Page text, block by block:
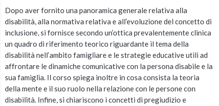
Dopo aver fornito una panoramica generale relativa alla
disabilità, alla normativa relativa e all’evoluzione del concetto di
inclusione, si fornisce secondo un’ottica prevalentemente clinica
un quadro di riferimento teorico riguardante il tema della
disabilità nell’ambito famigliare e le strategie educative utili ad
affrontare le dinamiche comunicative con la persona disabile e la
sua famiglia. Il corso spiega inoltre in cosa consista la teoria
della mente e il suo ruolo nella relazione con le persone con
disabilità. Infine, si chiariscono i concetti di pregiudizio e